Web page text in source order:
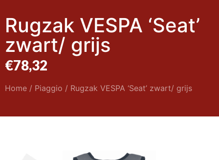
Rugzak VESPA ‘Seat’
zwart/ grijs
€78,32
Home / Piaggio / Rugzak VESPA ‘Seat’ zwart/ grijs